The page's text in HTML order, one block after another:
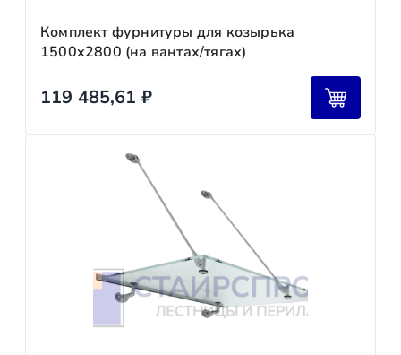
Комплект фурнитуры для козырька
1500х2800 (на вантах/тягах)
119 485,61 ₽